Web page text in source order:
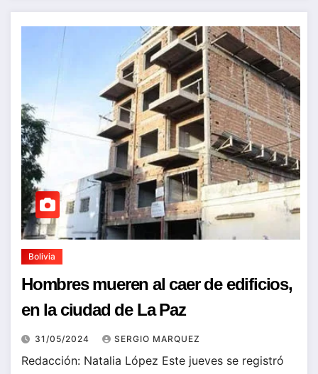
Bolivia
Hombres mueren al caer de edificios,
en la ciudad de La Paz
31/05/2024 SERGIO MARQUEZ
Redacción: Natalia López Este jueves se registró